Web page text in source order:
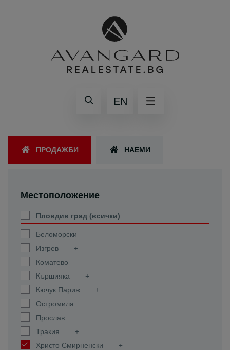
EN
ПРОДАЖБИ НАЕМИ
Местоположение
Пловдив град (всички)
Беломорски
Изгрев
Коматево
Кършияка
Кючук Париж
Остромила
Прослав
Тракия
Христо Смирненски